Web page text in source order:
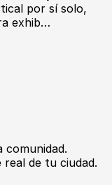
por sí solo,
exhib…
comunidad.
de tu ciudad.